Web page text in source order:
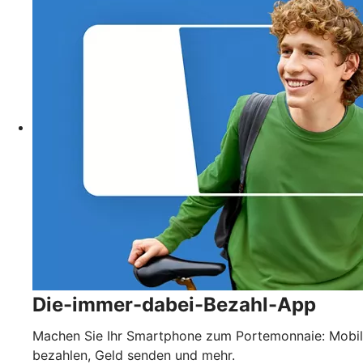
Die-immer-dabei-Bezahl-App
Machen Sie Ihr Smartphone zum Portemonnaie: Mobil
bezahlen, Geld senden und mehr.